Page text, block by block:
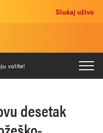
Slušaj uživo
volite!
desetak